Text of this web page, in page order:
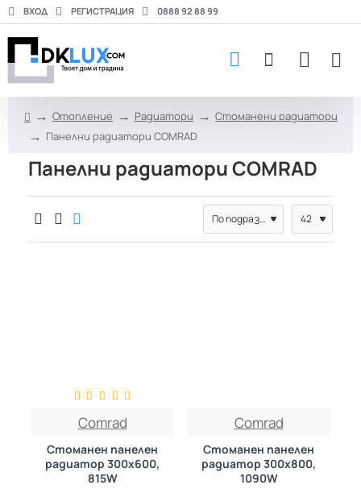
ВХОД РЕГИСТРАЦИЯ 0888 92 88 99
m
e
Отопление Радиатори
Стоманени радиатори
Панелни радиатори COMRAD
Панелни радиатори COMRAD
ТРАЙНО НИСКА
Comrad
Стоманен панелен
радиатор 300х600,
815W
ТРАЙНО НИСКА
Comrad
Стоманен панелен
радиатор 300х800,
1090W